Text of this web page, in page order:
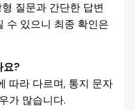
질문과 간단한 답변
수 있으니 최종 확인은
요?
따라 다르며, 통지 문자
가 많습니다.